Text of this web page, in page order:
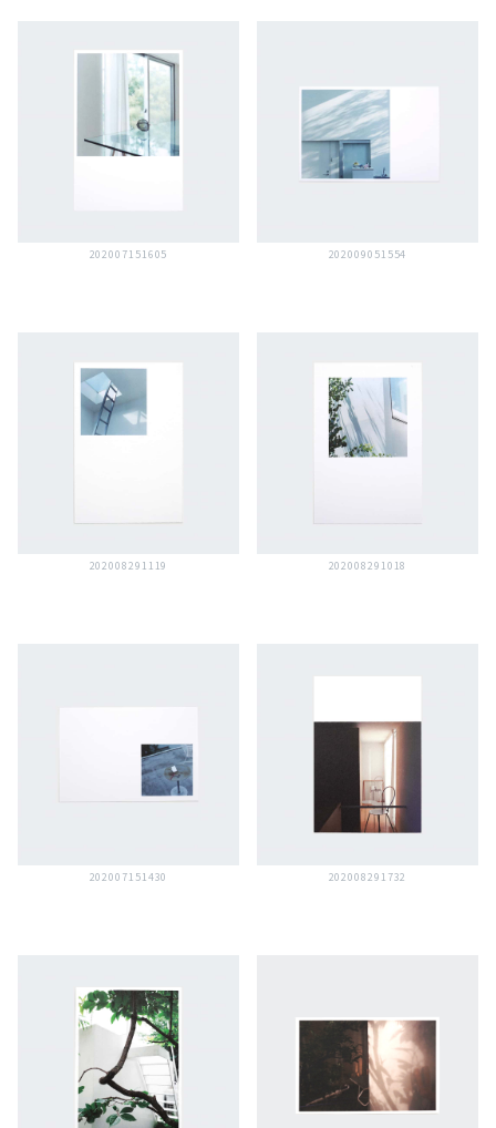
202007151605 202009051554
202008291119 202008291018
202007151430 202008291732